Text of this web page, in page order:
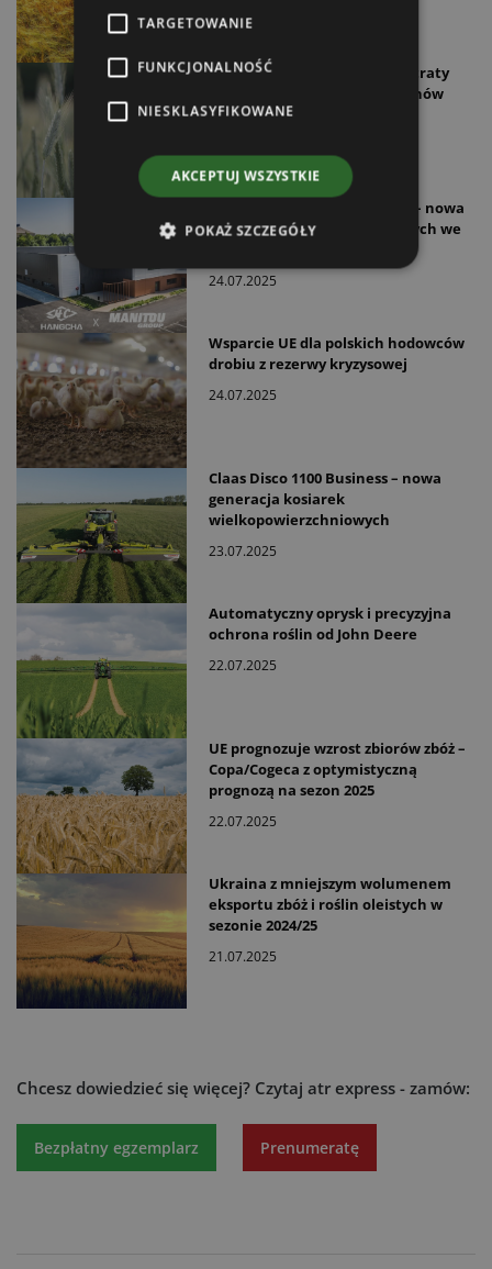
Kryzys wodny na Ukrainie – straty
rolnictwa sięgają setek milionów
euro
Manitou i Hangcha łączą siły – nowa
fabryka baterii litowo-jonowych we
24.07.2025
Wsparcie UE dla polskich hodowców
drobiu z rezerwy kryzysowej
24.07.2025
Claas Disco 1100 Business – nowa
generacja kosiarek
wielkopowierzchniowych
23.07.2025
Automatyczny oprysk i precyzyjna
ochrona roślin od John Deere
22.07.2025
UE prognozuje wzrost zbiorów zbóż –
Copa/Cogeca z optymistyczną
prognozą na sezon 2025
22.07.2025
Ukraina z mniejszym wolumenem
eksportu zbóż i roślin oleistych w
sezonie 2024/25
21.07.2025
Chcesz dowiedzieć się więcej? Czytaj atr express - zamów:
Bezpłatny egzemplarz Prenumeratę
TARGETOWANIE
FUNKCJONALNOŚĆ
NIESKLASYFIKOWANE
AKCEPTUJ WSZYSTKIE
POKAŻ SZCZEGÓŁY